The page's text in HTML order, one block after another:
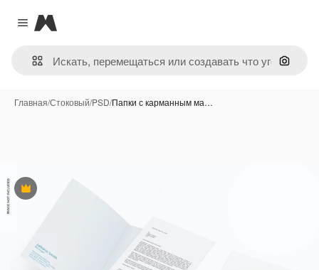
Close menu
Magnific
Поиск
Главная/Стоковый/PSD/Папки с карманным ма…
Премиум